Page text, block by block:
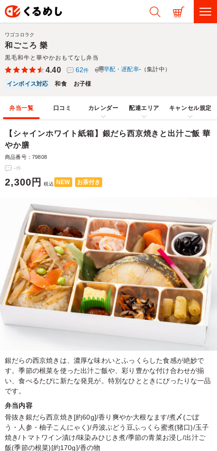
和ごころ 樂
黒毛和牛と華やかおもてなし弁当
ワゴコロラク
4.40 62件 早配・遅配率-（集計中）
インボイス対応 和食 お子様
弁当一覧 口コミ カレンダー 配達エリア キャンセル規定
【シャインホワイト紙箱】銀だら西京焼きと出汁ご飯 華
やか膳
商品番号：79808
-件
2,300円 税込 NEW お茶付き
銀だらの西京焼きは、濃厚な味わいとふっくらした食感が絶妙で
す。季節の根菜を使った出汁ご飯や、彩り豊かな付け合わせが揃
い、食べるたびに新たな発見が。特別なひとときにぴったりな一品
です。
弁当内容
骨抜き銀だら西京焼き[約60g]/香り爽やか大根なます/煮〆(ごぼ
う・人参・柚子こんにゃく)/丹波ぶどう豆ふっくら蜜煮(猪口)/玉子
焼き/トマトワイン漬け/味染みひじき煮/季節の青菜お浸し/出汁ご
飯(季節の根菜)[約170g]/香の物